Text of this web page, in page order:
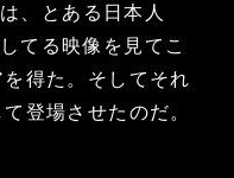
、とある日本人
てる映像を見てこ
得た。そしてそれ
登場させたのだ。